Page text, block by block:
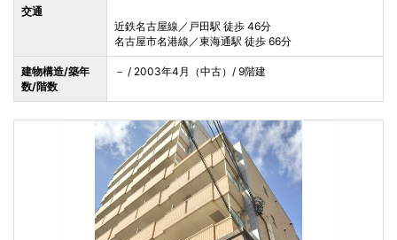
交通
近鉄名古屋線／戸田駅 徒歩 46分
名古屋市名港線／東海通駅 徒歩 66分
建物構造/築年
数/階数
－ / 2003年4月（中古）/ 9階建